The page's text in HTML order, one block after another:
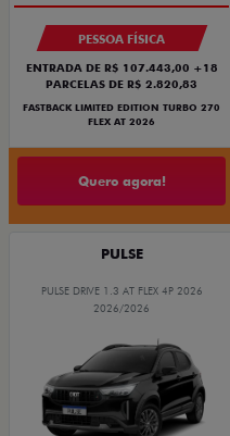
PESSOA FÍSICA
ENTRADA DE R$ 107.443,00 +18
PARCELAS DE R$ 2.820,83
FASTBACK LIMITED EDITION TURBO 270
FLEX AT 2026
Quero agora!
PULSE
PULSE DRIVE 1.3 AT FLEX 4P 2026
2026/2026